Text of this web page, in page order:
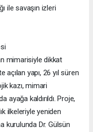
ile savaşın izleri
mimarisiyle dikkat
yapı, 26 yıl süren
kazı, mimari
kaldırıldı. Proje,
ilkeleriyle yeniden
kurulunda Dr. Gülsün